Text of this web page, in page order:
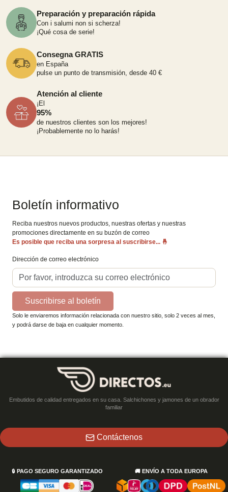
Preparación y preparación rápida
Con i salumi non si scherza!
¡Qué cosa de serie!
Consegna GRATIS
en España
pulse un punto de transmisión, desde 40 €
Atención al cliente
¡El
95%
de nuestros clientes son los mejores!
¡Probablemente no lo harás!
Boletín informativo
Reciba nuestros nuevos productos, nuestras ofertas y nuestras
promociones directamente en su buzón de correo
Es posible que reciba una sorpresa al suscribirse... 🤞
Dirección de correo electrónico
Suscribirse al boletín
Solo le enviaremos información relacionada con nuestro sitio, solo 2 veces al mes,
y podrá darse de baja en cualquier momento.
Embutidos de calidad entregados en su casa. Salchichones y jamones de un obrador
familiar
Contáctenos
🔒 PAGO SEGURO GARANTIZADO 🚚 ENVÍO A TODA EUROPA